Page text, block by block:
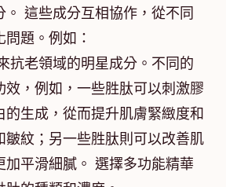
這些成分互相協作，從不同
題。例如：
抗老領域的明星成分。不同的
效，例如，一些胜肽可以刺激膠
的生成，從而提升肌膚緊緻度和
皺紋；另一些胜肽則可以改善肌
加平滑細膩。 選擇多功能精華